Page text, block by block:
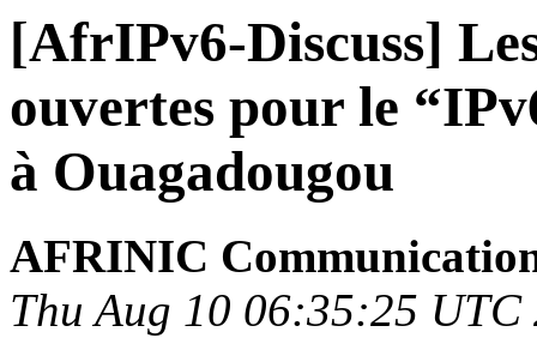
[AfrIPv6-Discuss]
ouvertes pour le
à Ouagadougou
AFRINIC
Thu Aug 10 06:35:25 UTC